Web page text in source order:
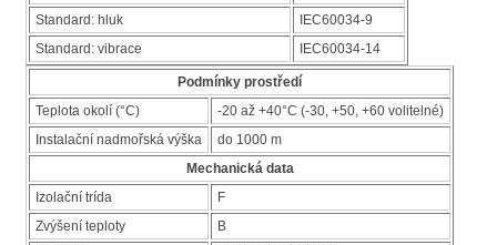
Standard: hluk
IEC60034-9
Standard: vibrace
IEC60034-14
Podmínky prostředí
Teplota okolí (°C)
-20 až +40°C (-30, +50, +60 volitelné)
Instalační nadmořská výška
do 1000 m
Mechanická data
Izolační trída
F
Zvýšení teploty
B